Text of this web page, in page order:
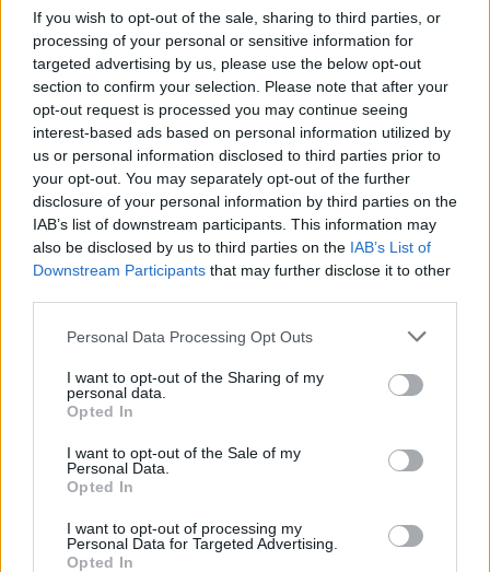
If you wish to opt-out of the sale, sharing to third parties, or
processing of your personal or sensitive information for
targeted advertising by us, please use the below opt-out
section to confirm your selection. Please note that after your
opt-out request is processed you may continue seeing
interest-based ads based on personal information utilized by
us or personal information disclosed to third parties prior to
your opt-out. You may separately opt-out of the further
disclosure of your personal information by third parties on the
IAB’s list of downstream participants. This information may
also be disclosed by us to third parties on the IAB’s List of
Downstream Participants that may further disclose it to other
Please note that this website/app uses one or more Google
not limited to your visit or usage behaviour. You may click to
grant or deny consent to Google and its third-party tags to
use your data for below specified purposes in below Google
consent section.
Personal Data Processing Opt Outs
I want to opt-out of the Sharing of my
personal data.
Opted In
I want to opt-out of the Sale of my
Personal Data.
Opted In
I want to opt-out of processing my
Personal Data for Targeted Advertising.
Opted In
Ez nem csak egy beállított, csábító fotó, hanem a
palacsintát így szolgálják fel mindenkinek! Egy hétig
Érdemes.